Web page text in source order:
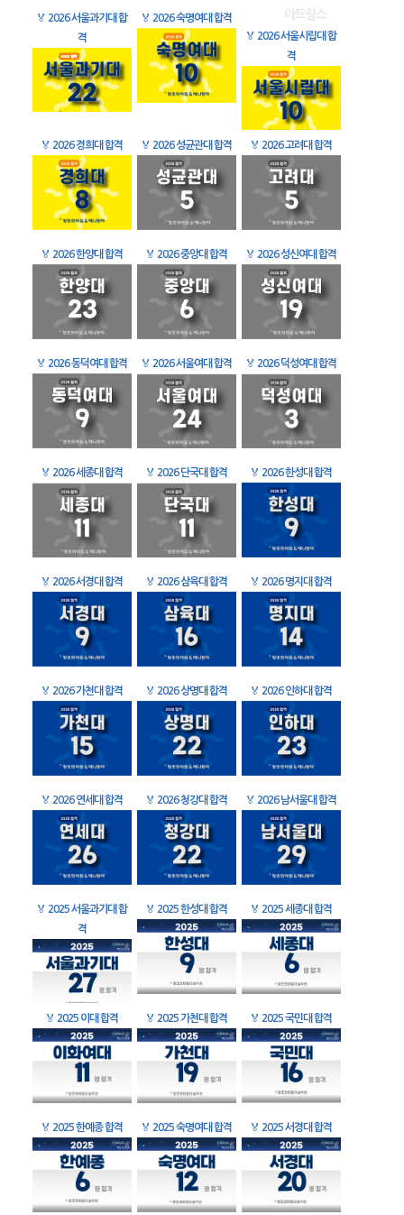
🏅 2026 서울과기대 합
격
🏅 2026 숙명여대 합격
🏅 2026 서울시립대 합
격
🏅 2026 경희대 합격 🏅 2026 성균관대 합격 🏅 2026 고려대 합격
🏅 2026 한양대 합격 🏅 2026 중앙대 합격 🏅 2026 성신여대 합격
🏅 2026 동덕여대 합격 🏅 2026 서울여대 합격 🏅 2026 덕성여대 합격
🏅 2026 세종대 합격 🏅 2026 단국대 합격 🏅 2026 한성대 합격
🏅 2026 서경대 합격 🏅 2026 삼육대 합격 🏅 2026 명지대 합격
🏅 2026 가천대 합격 🏅 2026 상명대 합격 🏅 2026 인하대 합격
🏅 2026 연세대 합격 🏅 2026 청강대 합격 🏅 2026 남서울대 합격
🏅 2025 서울과기대 합
격
🏅 2025 한성대 합격 🏅 2025 세종대 합격
🏅 2025 이대 합격 🏅 2025 가천대 합격 🏅 2025 국민대 합격
🏅 2025 한예종 합격 🏅 2025 숙명여대 합격 🏅 2025 서경대 합격